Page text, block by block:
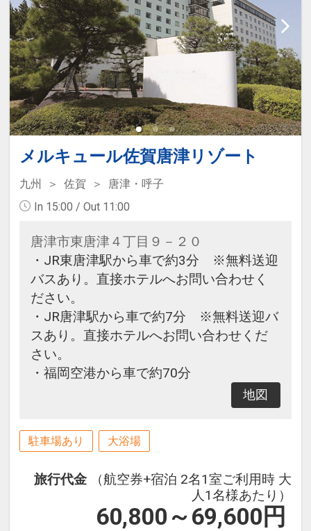
メルキュール佐賀唐津リゾート
九州 佐賀
唐津・呼子
In 15:00 / Out 11:00
唐津市東唐津４丁目９－２０
・JR東唐津駅から車で約3分 ※無料送迎
バスあり。直接ホテルへお問い合わせく
ださい。
・JR唐津駅から車で約7分 ※無料送迎バ
スあり。直接ホテルへお問い合わせくだ
さい。
・福岡空港から車で約70分
地図
駐車場あり 大浴場
旅行代金
（航空券+宿泊 2名1室ご利用時 大
人1名様あたり）
60,800～69,600 円